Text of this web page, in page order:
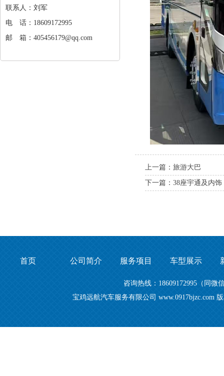
联系人：刘军
电 话：18609172995
邮 箱：405456179@qq.com
上一篇：旅游大巴
下一篇：38座宇通及内饰
首页 公司简介 服务项目 车型展示
咨询热线：18609172995（同
宝鸡远航汽车服务有限公司